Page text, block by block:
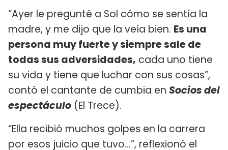
“Ayer le pregunté a Sol cómo se sentía la
madre, y me dijo que la veía bien. Es una
persona muy fuerte y siempre sale de
todas sus adversidades, cada uno tiene
su vida y tiene que luchar con sus cosas”,
contó el cantante de cumbia en Socios del
espectáculo (El Trece).
“Ella recibió muchos golpes en la carrera
por esos juicio que tuvo…”, reflexionó el